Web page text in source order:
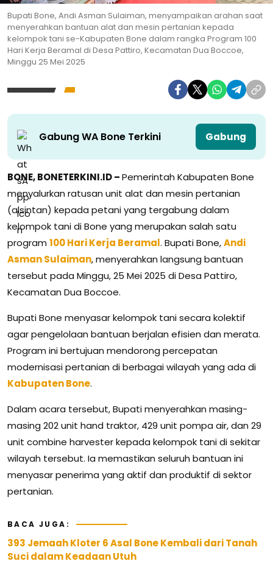
Bupati Bone, Andi Asman Sulaiman, menyampaikan arahan saat
menyerahkan bantuan alat dan mesin pertanian kepada
kelompok tani se-Kabupaten Bone dalam rangka Program 100
Hari Kerja Beramal di Desa Pattiro, Kecamatan Dua Boccoe,
Minggu 25 Mei 2025
Gabung WA Bone Terkini Gabung
BONE, BONETERKINI.ID –Pemerintah Kabupaten Bone
menyalurkan ratusan unit alat dan mesin pertanian
(alsintan) kepada petani yang tergabung dalam
kelompok tani di Bone yang merupakan salah satu
program 100 Hari Kerja Beramal. Bupati Bone,Andi
Asman Sulaiman, menyerahkan langsung bantuan
tersebut pada Minggu, 25 Mei 2025 di Desa Pattiro,
Kecamatan Dua Boccoe.
Bupati Bone menyasar kelompok tani secara kolektif
agar pengelolaan bantuan berjalan efisien dan merata.
Program ini bertujuan mendorong percepatan
modernisasi pertanian di berbagai wilayah yang ada di
Kabupaten Bone.
Dalam acara tersebut, Bupati menyerahkan masing-
masing 202 unit hand traktor, 429 unit pompa air, dan 29
unit combine harvester kepada kelompok tani di sekitar
wilayah tersebut. Ia memastikan seluruh bantuan ini
menyasar penerima yang aktif dan produktif di sektor
pertanian.
BACA JUGA:
393 Jemaah Kloter 6 Asal Bone Kembali dari Tanah
Suci dalam Keadaan Utuh